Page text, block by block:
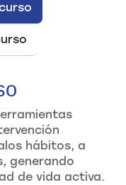
hábitos, a
generando
de vida activa.